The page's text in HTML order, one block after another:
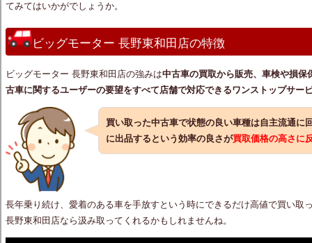
てみてはいかがでしょうか。
ビッグモーター 長野東和田店の特徴
ビッグモーター 長野東和田店の強みは中古車の買取から販売、車検や損
古車に関するユーザーの要望をすべて店舗で対応できるワンストップサー
買い取った中古車で状態の良い車種は自主流通に
に出品するという効率の良さが買取価格の高さに
長年乗り続け、愛着のある車を手放すという時にできるだけ高値で買い取
長野東和田店なら汲み取ってくれるかもしれませんね。